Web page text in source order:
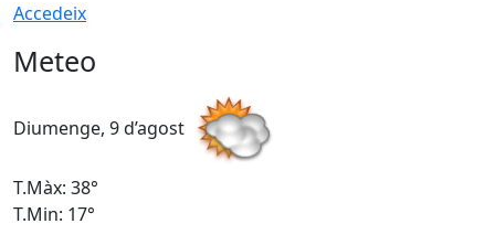
Accedeix
Meteo
Diumenge, 9 d’agost
T.Màx: 38°
T.Min: 17°